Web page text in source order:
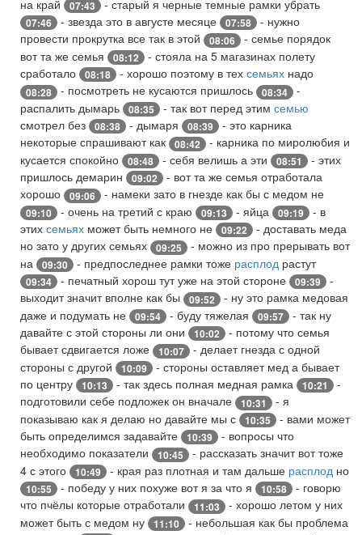
на край 07:43 - старый я черные темные рамки убрать
07:46 - звезда это в августе месяце 07:58
- нужно
провести прокрутка все так в этой
08:06
- семье порядок
вот та же семья
08:12
- стояла на 5 магазинах полету
сработало
08:18 - хорошо поэтому в тех семьях надо
08:28 - посмотреть не кусаются пришлось 08:34
-
распалить дымарь
08:35 - так вот перед этим семью
смотрел без
08:38 - дымаря 08:39
- это карника
некоторые спрашивают как
08:42
- карника по миролюбия и
кусается спокойно
08:48 - себя велишь а эти 08:51
- этих
пришлось демарин
09:02
- вот та же семья отработала
хорошо
09:06 - намеки зато в гнезде как бы с медом не
09:10 - очень на третий с краю 09:13 - яйца 09:19
- в
этих семьях может быть немного не 09:22
- доставать меда
но зато у других семьях
09:25
- можно из про прерывать вот
на
09:30 - предпоследнее рамки тоже расплод растут
09:34 - печатный хорош тут уже на этой стороне 09:39
-
выходит значит вполне как бы
09:52
- ну это рамка медовая
даже и подумать не
09:54 - буду тяжелая 09:57
- так ну
давайте с этой стороны ли они
10:02
- потому что семья
бывает сдвигается ложе
10:07
- делает гнезда с одной
стороны с другой
10:09
- стороны оставляет мед а бывает
по центру
10:13 - так здесь полная медная рамка 10:21
-
подготовили себе подложек он вначале
10:31
- я
показываю как я делаю но давайте мы с
10:35
- вами может
быть определимся задавайте
10:39
- вопросы что
необходимо показатели
10:45
- рассказать значит вот тоже
4 с этого
10:49 - края раз плотная и там дальше расплод но
10:55 - победу у них похуже вот я за что я 10:58
- говорю
что пчёлы которые отработали
11:03
- хорошо летом у них
может быть с медом ну
11:10
- небольшая как бы проблема